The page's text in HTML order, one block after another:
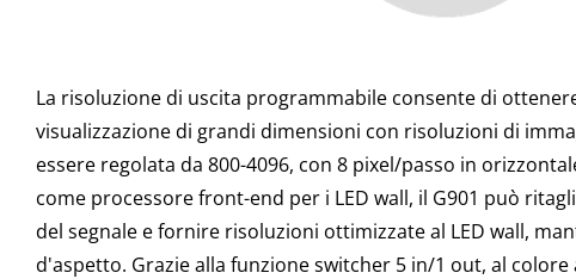
La risoluzione di uscita programmabile consente di
visualizzazione di grandi dimensioni con risoluzioni di
essere regolata da 800-4096, con 8 pixel/passo in
come processore front-end per i LED wall, il G901 può
del segnale e fornire risoluzioni ottimizzate al LED wall,
d'aspetto. Grazie alla funzione switcher 5 in/1 out, al colore